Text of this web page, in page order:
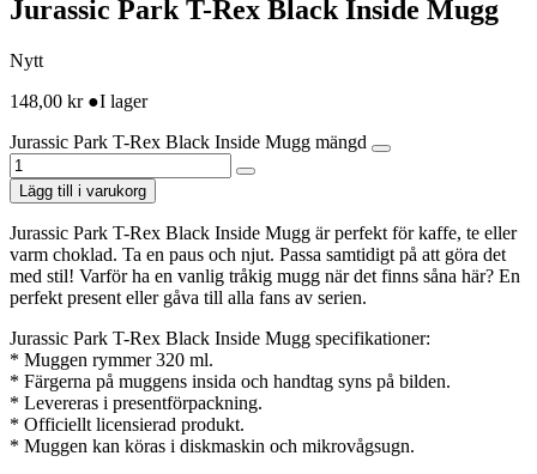
Jurassic Park T-Rex Black Inside Mugg
Nytt
148,00 kr ●I lager
Jurassic Park T-Rex Black Inside Mugg mängd
Lägg till i varukorg
Jurassic Park T-Rex Black Inside Mugg är perfekt för kaffe, te eller
varm choklad. Ta en paus och njut. Passa samtidigt på att göra det
med stil! Varför ha en vanlig tråkig mugg när det finns såna här? En
perfekt present eller gåva till alla fans av serien.
Jurassic Park T-Rex Black Inside Mugg specifikationer:
* Muggen rymmer 320 ml.
* Färgerna på muggens insida och handtag syns på bilden.
* Levereras i presentförpackning.
* Officiellt licensierad produkt.
* Muggen kan köras i diskmaskin och mikrovågsugn.